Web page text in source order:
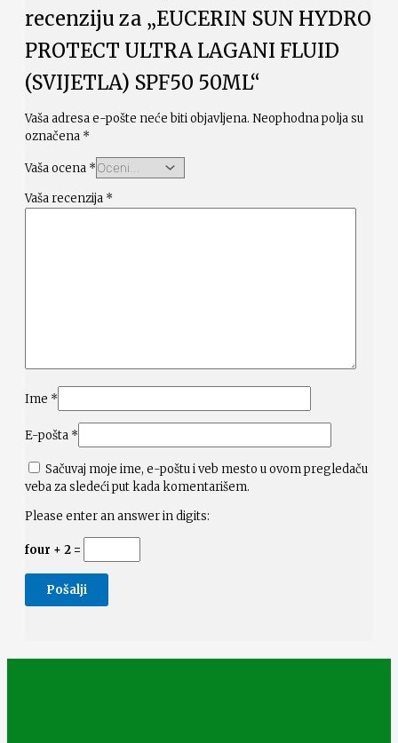
recenziju za „EUCERIN SUN HYDRO
PROTECT ULTRA LAGANI FLUID
(SVIJETLA) SPF50 50ML“
Vaša adresa e-pošte neće biti objavljena. Neophodna polja su
označena *
Vaša ocena *
Vaša recenzija *
Ime *
E-pošta *
Sačuvaj moje ime, e-poštu i veb mesto u ovom pregledaču
veba za sledeći put kada komentarišem.
Please enter an answer in digits:
four + 2 =